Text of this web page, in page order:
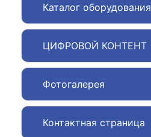
Каталог оборудования
ЦИФРОВОЙ КОНТЕНТ
Фотогалерея
Контактная страница